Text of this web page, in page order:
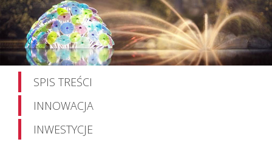
SPIS TREŚCI
INNOWACJA
INWESTYCJE